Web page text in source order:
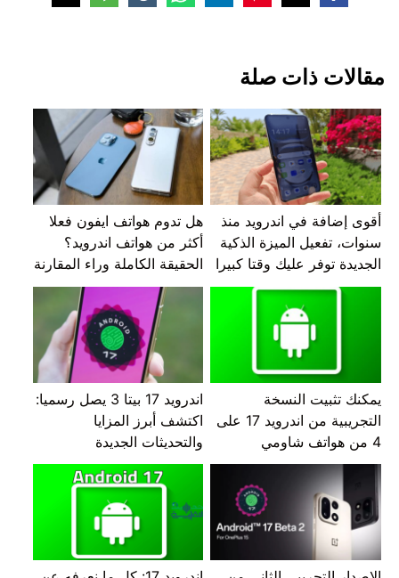
مقالات ذات صلة
أقوى إضافة في اندرويد منذ
سنوات، تفعيل الميزة الذكية
الجديدة توفر عليك وقتا كبيرا
هل تدوم هواتف ايفون فعلا
أكثر من هواتف اندرويد؟
الحقيقة الكاملة وراء المقارنة
يمكنك تثبيت النسخة
التجريبية من اندرويد 17 على
4 من هواتف شاومي
اندرويد 17 بيتا 3 يصل رسميا:
اكتشف أبرز المزايا
والتحديثات الجديدة